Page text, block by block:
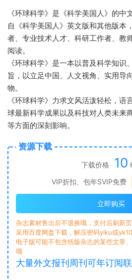
《环球科学》是《科学美国人》的中
自《科学美国人》英文版和其他版本
者、专业技术人才、科研工作者、教
阅读。
《环球科学》是一本以普及科学知识
旨，以立足中国、人文视角、实用导
物。
《环球科学》力求文风活泼轻松，语
球最新科学成果以及科技对人类未来
等方面的深刻影响。
资源下载
下载价格 10
VIP折扣、包年SVIP免费
立即购买
杂志素材售出后不退换哦，支付后刷新
采用百度网盘下载，解压密码yiku或
电子版可能不包含纸版杂志的某些文章
哦
大量外文报刊周刊可年订阅